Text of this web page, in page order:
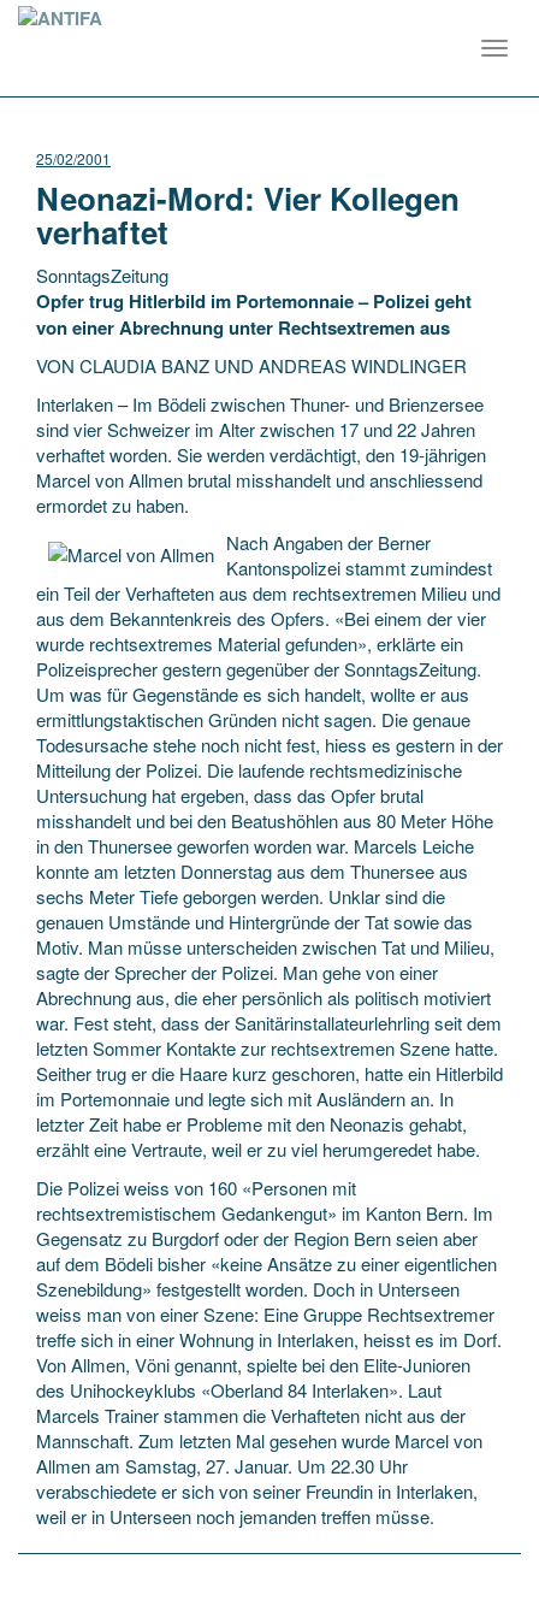
25/02/2001
Neonazi-Mord: Vier Kollegen
verhaftet
SonntagsZeitung
Opfer trug Hitlerbild im Portemonnaie – Polizei geht
von einer Abrechnung unter Rechtsextremen aus
VON CLAUDIA BANZ UND ANDREAS WINDLINGER
Interlaken– Im Bödeli zwischen Thuner- und Brienzersee
sind vier Schweizer im Alter zwischen 17 und 22 Jahren
verhaftet worden. Sie werden verdächtigt, den 19-jährigen
Marcel von Allmen brutal misshandelt und anschliessend
ermordet zu haben.
Nach Angaben der Berner
Kantonspolizei stammt zumindest
ein Teil der Verhafteten aus dem rechtsextremen Milieu und
aus dem Bekanntenkreis des Opfers. «Bei einem der vier
wurde rechtsextremes Material gefunden», erklärte ein
Polizeisprecher gestern gegenüber der SonntagsZeitung.
Um was für Gegenstände es sich handelt, wollte er aus
ermittlungstaktischen Gründen nicht sagen. Die genaue
Todesursache stehe noch nicht fest, hiess es gestern in der
Mitteilung der Polizei. Die laufende rechtsmedizinische
Untersuchung hat ergeben, dass das Opfer brutal
misshandelt und bei den Beatushöhlen aus 80 Meter Höhe
in den Thunersee geworfen worden war. Marcels Leiche
konnte am letzten Donnerstag aus dem Thunersee aus
sechs Meter Tiefe geborgen werden. Unklar sind die
genauen Umstände und Hintergründe der Tat sowie das
Motiv. Man müsse unterscheiden zwischen Tat und Milieu,
sagte der Sprecher der Polizei. Man gehe von einer
Abrechnung aus, die eher persönlich als politisch motiviert
war. Fest steht, dass der Sanitärinstallateurlehrling seit dem
letzten Sommer Kontakte zur rechtsextremen Szene hatte.
Seither trug er die Haare kurz geschoren, hatte ein Hitlerbild
im Portemonnaie und legte sich mit Ausländern an. In
letzter Zeit habe er Probleme mit den Neonazis gehabt,
erzählt eine Vertraute, weil er zu viel herumgeredet habe.
Die Polizei weiss von 160 «Personen mit
rechtsextremistischem Gedankengut» im Kanton Bern. Im
Gegensatz zu Burgdorf oder der Region Bern seien aber
auf dem Bödeli bisher «keine Ansätze zu einer eigentlichen
Szenebildung» festgestellt worden. Doch in Unterseen
weiss man von einer Szene: Eine Gruppe Rechtsextremer
treffe sich in einer Wohnung in Interlaken, heisst es im Dorf.
Von Allmen, Vöni genannt, spielte bei den Elite-Junioren
des Unihockeyklubs «Oberland 84 Interlaken». Laut
Marcels Trainer stammen die Verhafteten nicht aus der
Mannschaft. Zum letzten Mal gesehen wurde Marcel von
Allmen am Samstag, 27. Januar. Um 22.30 Uhr
verabschiedete er sich von seiner Freundin in Interlaken,
weil er in Unterseen noch jemanden treffen müsse.